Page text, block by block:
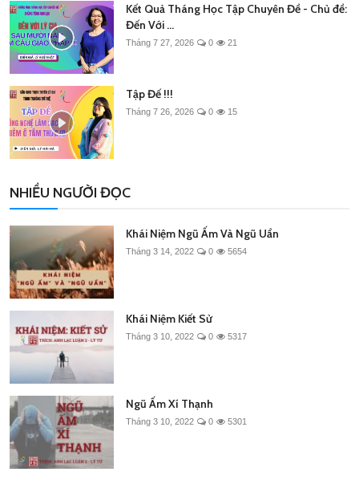
Kết Quả Tháng Học Tập Chuyên Đề - Chủ đề:
Đến Với ...
Tháng 7 27, 2026 0 21
Tập Đế !!!
Tháng 7 26, 2026 0 15
NHIỀU NGƯỜI ĐỌC
Khái Niệm Ngũ Ấm Và Ngũ Uẩn
Tháng 3 14, 2022 0 5654
Khái Niệm Kiết Sử
Tháng 3 10, 2022 0 5317
Ngũ Ấm Xí Thạnh
Tháng 3 10, 2022 0 5301